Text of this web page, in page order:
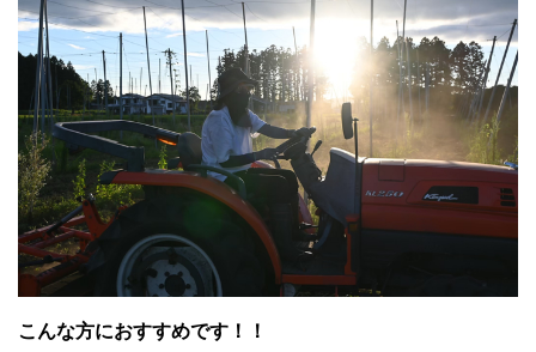
こんな方におすすめです！！